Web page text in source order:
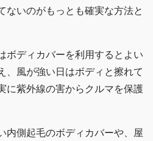
ないのがもっとも確実な方法と
ボディカバーを利用するとよい
、風が強い日はボディと擦れて
に紫外線の害からクルマを保護
内側起毛のボディカバーや、屋